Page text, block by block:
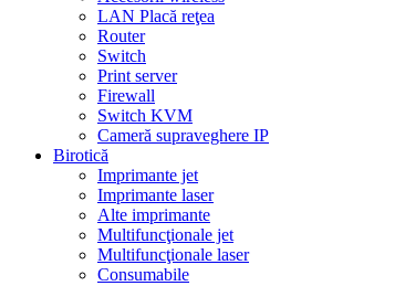
LAN Placă reţea
Router
Switch
Print server
Firewall
Switch KVM
Cameră supraveghere IP
Birotică
Imprimante jet
Imprimante laser
Alte imprimante
Multifuncţionale jet
Multifuncţionale laser
Consumabile